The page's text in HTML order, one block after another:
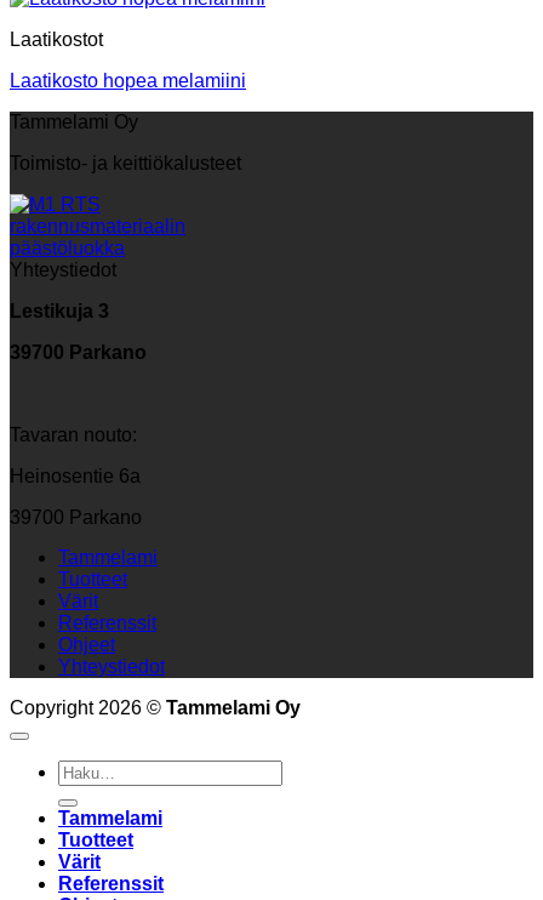
Laatikostot
Laatikosto hopea melamiini
Tammelami Oy
Toimisto- ja keittiökalusteet
Yhteystiedot
Lestikuja 3
39700 Parkano
Tavaran nouto:
Heinosentie 6a
39700 Parkano
Tammelami
Tuotteet
Värit
Referenssit
Ohjeet
Yhteystiedot
Copyright 2026 © Tammelami Oy
Etsi:
Tammelami
Tuotteet
Värit
Referenssit